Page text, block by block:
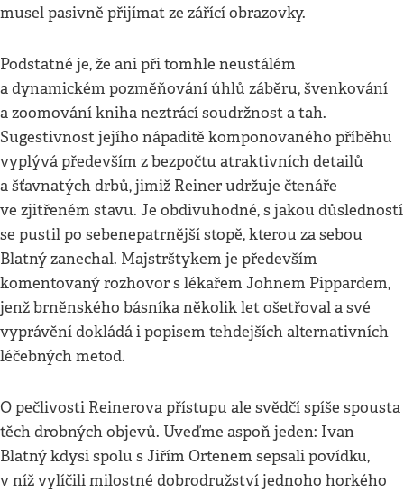
musel pasivně přijímat ze zářící obrazovky.
Podstatné je, že ani při tomhle neustálém
a dynamickém pozměňování úhlů záběru, švenkování
a zoomování kniha neztrácí soudržnost a tah.
Sugestivnost jejího nápaditě komponovaného příběhu
vyplývá především z bezpočtu atraktivních detailů
a šťavnatých drbů, jimiž Reiner udržuje čtenáře
ve zjitřeném stavu. Je obdivuhodné, s jakou důsledností
se pustil po sebenepatrnější stopě, kterou za sebou
Blatný zanechal. Majstrštykem je především
komentovaný rozhovor s lékařem Johnem Pippardem,
jenž brněnského básníka několik let ošetřoval a své
vyprávění dokládá i popisem tehdejších alternativních
léčebných metod.
O pečlivosti Reinerova přístupu ale svědčí spíše spousta
těch drobných objevů. Uveďme aspoň jeden: Ivan
Blatný kdysi spolu s Jiřím Ortenem sepsali povídku,
v níž vylíčili milostné dobrodružství jednoho horkého